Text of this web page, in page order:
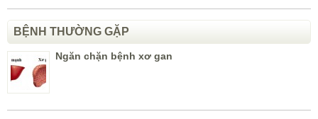
BỆNH THƯỜNG GẶP
Ngăn chặn bệnh xơ gan